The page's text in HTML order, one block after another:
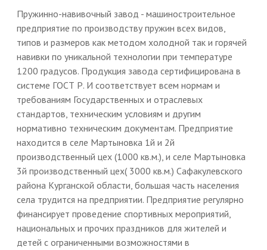
Пружинно-навивочный завод - машиностроительное
предприятие по производству пружин всех видов,
типов и размеров как методом холодной так и горячей
навивки по уникальной технологии при температуре
1200 градусов. Продукция завода сертифицирована в
системе ГОСТ Р. И соответствует всем нормам и
требованиям Государственных и отраслевых
стандартов, техническим условиям и другим
нормативно техническим документам. Предприятие
находится в селе Мартыновка 1й и 2й
производственный цех (1000 кв.м.), и селе Мартыновка
3й производственный цех( 3000 кв.м.) Сафакулевского
района Курганской области, большая часть населения
села трудится на предприятии. Предприятие регулярно
финансирует проведение спортивных мероприятий,
национальных и прочих праздников для жителей и
детей с ограниченными возможностями в